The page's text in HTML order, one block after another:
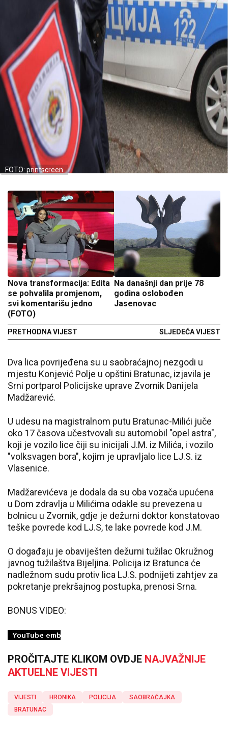
FOTO: printscreen
Nova transformacija: Edita
se pohvalila promjenom,
svi komentarišu jedno
(FOTO)
PRETHODNA VIJEST
Na današnji dan prije 78
godina oslobođen
Jasenovac
SLJEDEĆA VIJEST
Dva lica povrijeđena su u saobraćajnoj nezgodi u
mjestu Konjević Polje u opštini Bratunac, izjavila je
Srni portparol Policijske uprave Zvornik Danijela
Madžarević.
U udesu na magistralnom putu Bratunac-Milići juče
oko 17 časova učestvovali su automobil "opel astra",
koji je vozilo lice čiji su inicijali J.M. iz Milića, i vozilo
"volksvagen bora", kojim je upravljalo lice LJ.S. iz
Vlasenice.
Madžarevićeva je dodala da su oba vozača upućena
u Dom zdravlja u Milićima odakle su prevezena u
bolnicu u Zvornik, gdje je dežurni doktor konstatovao
teške povrede kod LJ.S, te lake povrede kod J.M.
O događaju je obaviješten dežurni tužilac Okružnog
javnog tužilaštva Bijeljina. Policija iz Bratunca će
nadležnom sudu protiv lica LJ.S. podnijeti zahtjev za
pokretanje prekršajnog postupka, prenosi Srna.
BONUS VIDEO:
PROČITAJTE KLIKOM OVDJE NAJVAŽNIJE
AKTUELNE VIJESTI
VIJESTI HRONIKA POLICIJA
SAOBRAĆAJKA
BRATUNAC